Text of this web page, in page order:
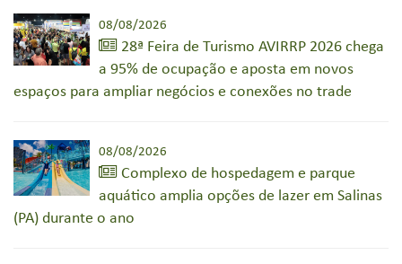
08/08/2026
28ª Feira de Turismo AVIRRP 2026 chega
a 95% de ocupação e aposta em novos
espaços para ampliar negócios e conexões no trade
08/08/2026
Complexo de hospedagem e parque
aquático amplia opções de lazer em Salinas
(PA) durante o ano